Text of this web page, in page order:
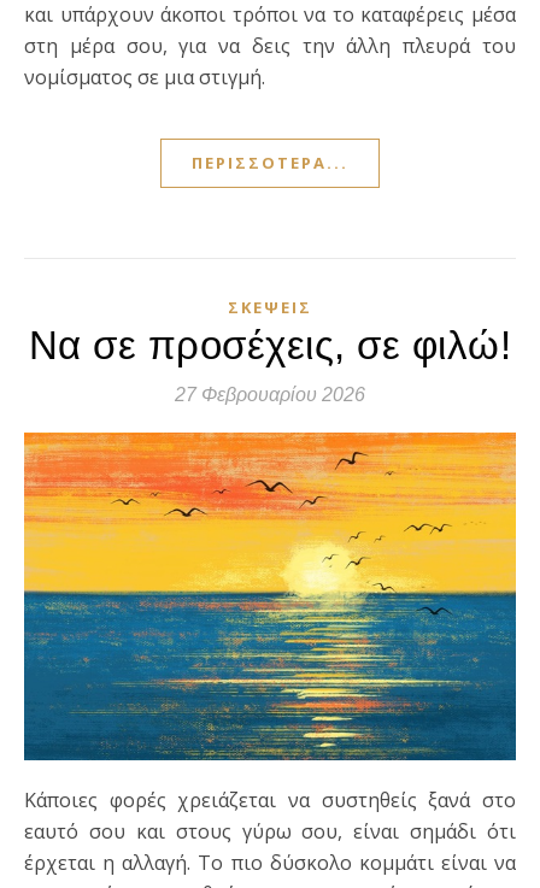
και υπάρχουν άκοποι τρόποι να το καταφέρεις μέσα
στη μέρα σου, για να δεις την άλλη πλευρά του
νομίσματος σε μια στιγμή.
ΠΕΡΙΣΣΌΤΕΡΑ...
ΣΚΈΨΕΙΣ
Να σε προσέχεις, σε φιλώ!
27 Φεβρουαρίου 2026
Κάποιες φορές χρειάζεται να συστηθείς ξανά στο
εαυτό σου και στους γύρω σου, είναι σημάδι ότι
έρχεται η αλλαγή. Το πιο δύσκολο κομμάτι είναι να